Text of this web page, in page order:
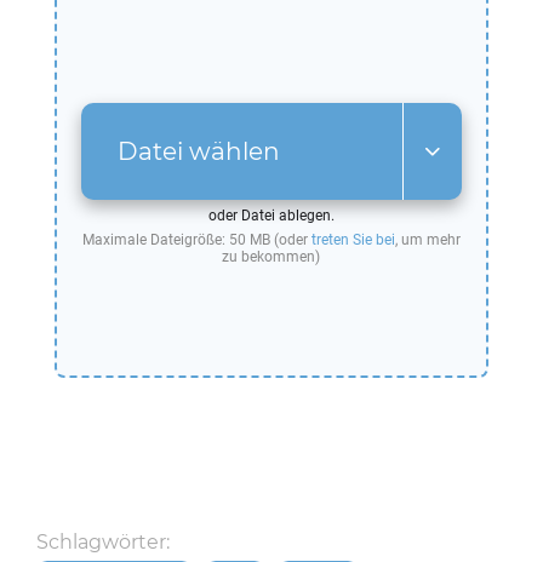
Datei wählen
oder Datei ablegen.
Maximale Dateigröße: 50 MB (oder treten Sie bei, um mehr
zu bekommen)
Schlagwörter: